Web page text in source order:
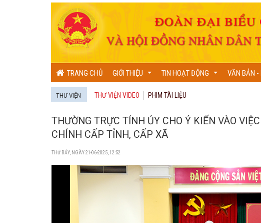
TRANG CHỦ GIỚI THIỆU
...
TIN HOẠT ĐỘNG
...
VĂN BẢN -
THƯ VIỆN THƯ VIỆN VIDEO PHIM TÀI LIỆU
THƯỜNG TRỰC TỈNH ỦY CHO Ý KIẾN VÀO
CHÍNH CẤP TỈNH, CẤP XÃ
THỨ BẨY, NGÀY 21-06-2025, 12:52